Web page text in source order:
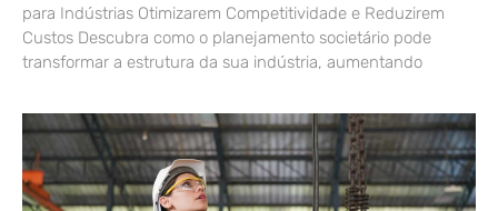
para Indústrias Otimizarem Competitividade e Reduzirem
Custos Descubra como o planejamento societário pode
transformar a estrutura da sua indústria, aumentando